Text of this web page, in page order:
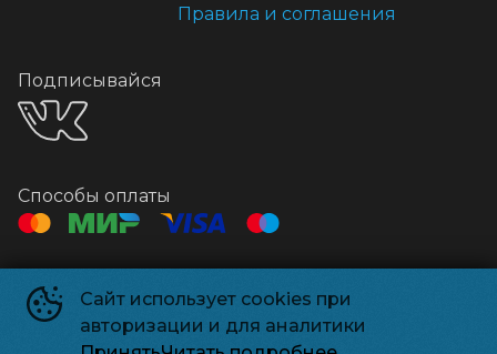
Сайт использует cookies при
авторизации и для аналитики
Правила и соглашения
Подписывайся
Способы оплаты
Касса
+7 495 500-91-78
Администрация relizparkzel@mail.ru